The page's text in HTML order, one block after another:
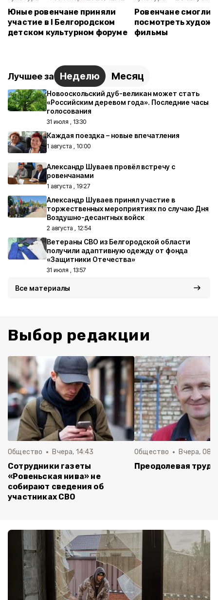
Юные ровенчане приняли
участие в I Белгородском
детском культурном форуме
Ровенчане смогли
посмотреть
фильмы
Лучшее за Неделю Месяц
Новооскольский дуб-великан может стать
«Российским деревом года». Последние часы
голосования
31 июля , 13:30
Каждая поездка – новые впечатления
1 августа , 10:00
Александр Шуваев провёл встречу с
ровенчанами
1 августа , 19:27
Александр Шуваев принял участие в
торжественных мероприятиях по случаю Дня
Воздушно-десантных войск
2 августа , 12:54
Ветераны СВО из Белгородской области
получили адаптивную одежду от фонда
«Защитники Отечества»
31 июля , 13:57
Все материалы
Выбор редакции
Общество Вчера, 14:43
Сотрудники газеты
«Ровеньская нива» не
собирают сведения об
участниках СВО
Общество Вчера,
Преодолевая